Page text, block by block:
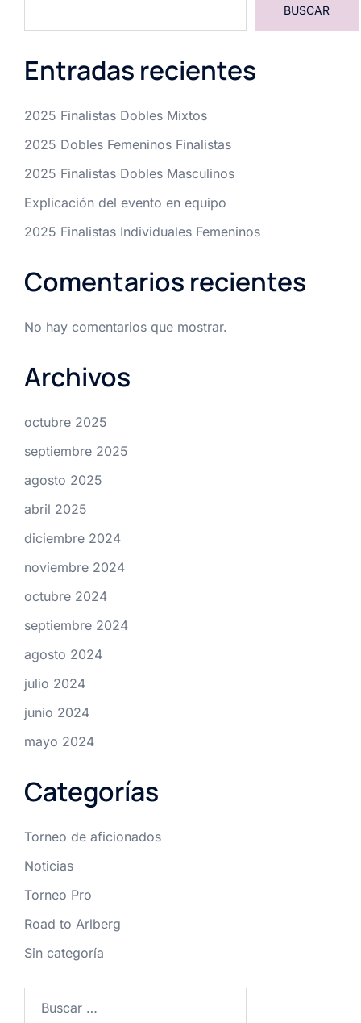
BUSCAR
Entradas recientes
2025 Finalistas Dobles Mixtos
2025 Dobles Femeninos Finalistas
2025 Finalistas Dobles Masculinos
Explicación del evento en equipo
2025 Finalistas Individuales Femeninos
Comentarios recientes
No hay comentarios que mostrar.
Archivos
octubre 2025
septiembre 2025
agosto 2025
abril 2025
diciembre 2024
noviembre 2024
octubre 2024
septiembre 2024
agosto 2024
julio 2024
junio 2024
mayo 2024
Categorías
Torneo de aficionados
Noticias
Torneo Pro
Road to Arlberg
Sin categoría